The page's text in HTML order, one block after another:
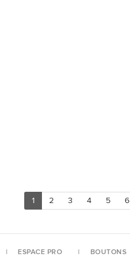
1 2 3 4 5 6
ESPACE PRO BOUTONS